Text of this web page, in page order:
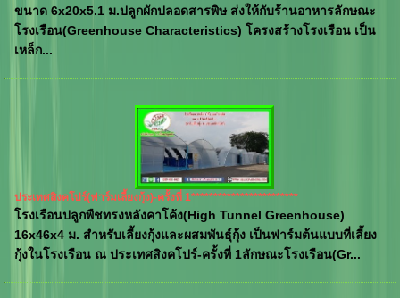
ขนาด 6x20x5.1 ม.ปลูกผักปลอดสารพิษ ส่งให้กับร้านอาหารลักษณะ
โรงเรือน(Greenhouse Characteristics) โครงสร้างโรงเรือน เป็น
เหล็ก...
ประเทศสิงคโปร์(ฟาร์มเลี้ยงกุ้ง)-ครั้งที่ 1************************
โรงเรือนปลูกพืชทรงหลังคาโค้ง(High Tunnel Greenhouse)
16x46x4 ม. สำหรับเลี้ยงกุ้งและผสมพันธุ์กุ้ง เป็นฟาร์มต้นแบบที่เลี้ยง
กุ้งในโรงเรือน ณ ประเทศสิงคโปร์-ครั้งที่ 1ลักษณะโรงเรือน(Gr...